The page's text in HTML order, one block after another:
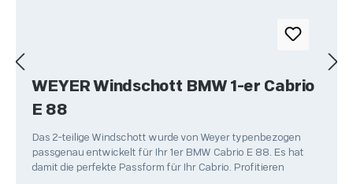
WEYER Windschott BMW 1-er Cabrio
E 88
Das 2-teilige Windschott wurde von Weyer typenbezogen
passgenau entwickelt für Ihr 1er BMW Cabrio E 88. Es hat
damit die perfekte Passform für Ihr Cabrio. Profitieren